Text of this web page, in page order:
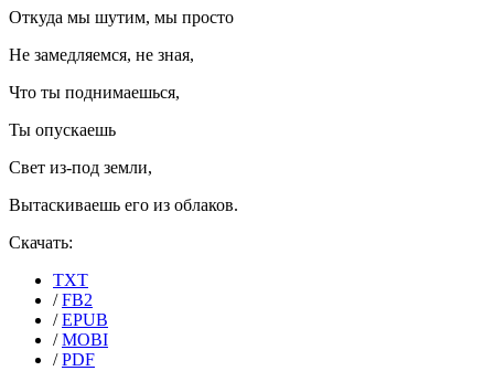
Откуда мы шутим, мы просто
Не замедляемся, не зная,
Что ты поднимаешься,
Ты опускаешь
Свет из-под земли,
Вытаскиваешь его из облаков.
Скачать:
TXT
/FB2
/EPUB
/MOBI
/PDF